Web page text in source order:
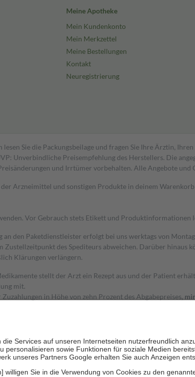
Meine Apotheke
Mein Kundenkonto
Mein Merkzettel
Meine Bestellungen
Kontakt
Neuregistrierung
lesen Sie die Packungsbeilage und fragen Sie Ihre Ärztin,
Unverbindliche Preisempfehlung des Herstellers. Die
und Irrtümer vorbehalten. Alle Angebote und
Arzneimittel und sonstigen Produkte in deinem
Vor Gebrauch stets Etikett und Produktinformationen
an den Paketdienstleister erfolgt bei uns werktags von
Zustellzeitpunkt des Spediteurs abweichen. Darüber
Klärungen verlängern.
stellt der Arzt ein Rezept aus und der Patient
mit.
in Höhe von zehn Prozent des Abgabepreises,
auch für Online-Apotheken.
für ihre eigene Gesundheit zu stärken und die
vollendeten 18. Lebensjahr mit Ausnahme der Fahrkosten
und Früherkennung, die von der GKV getragen werden